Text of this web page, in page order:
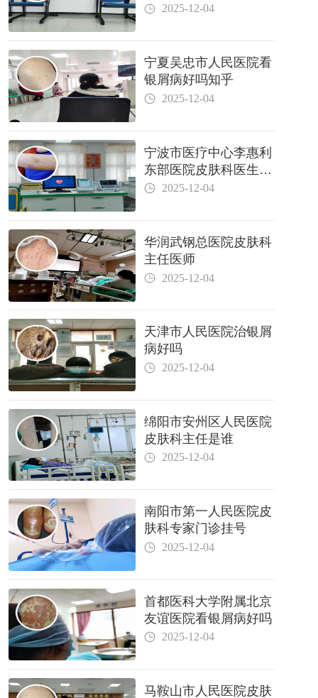
2025-12-04
宁夏吴忠市人民医院看
银屑病好吗知乎
2025-12-04
宁波市医疗中心李惠利
东部医院皮肤科医生哪
个好2025-12-04
华润武钢总医院皮肤科
主任医师
2025-12-04
天津市人民医院治银屑
病好吗
2025-12-04
绵阳市安州区人民医院
皮肤科主任是谁
2025-12-04
南阳市第一人民医院皮
肤科专家门诊挂号
2025-12-04
首都医科大学附属北京
友谊医院看银屑病好吗
2025-12-04
马鞍山市人民医院皮肤